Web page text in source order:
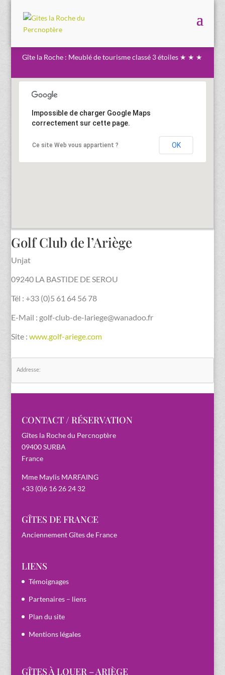
Gîte la Roche : Meublé de tourisme classé 3 étoiles ★ ★ ★
Impossible de charger Google Maps
correctement sur cette page.
Ce site Web vous appartient ? OK
Golf Club de l’Ariège
Unjat
09240 LA BASTIDE DE SEROU
Tél : +33 (0)5 61 64 56 78
E-Mail : golf-club-de-lariege@wanadoo.fr
Site :www.golf-ariege.com
Addresse:
CONTACT / RÉSERVATION
Gîtes la Roche du Percnoptère
09400 SURBA
France
Mme Maylis MARFAING
+33 (0)6 16 26 24 32
GÎTES DE FRANCE
Anciennement Gîtes de France
LIENS
Témoignages
Partenaires – liens
Plan du site
Mentions légales
GÎTES À LOUER – ARIÈGE